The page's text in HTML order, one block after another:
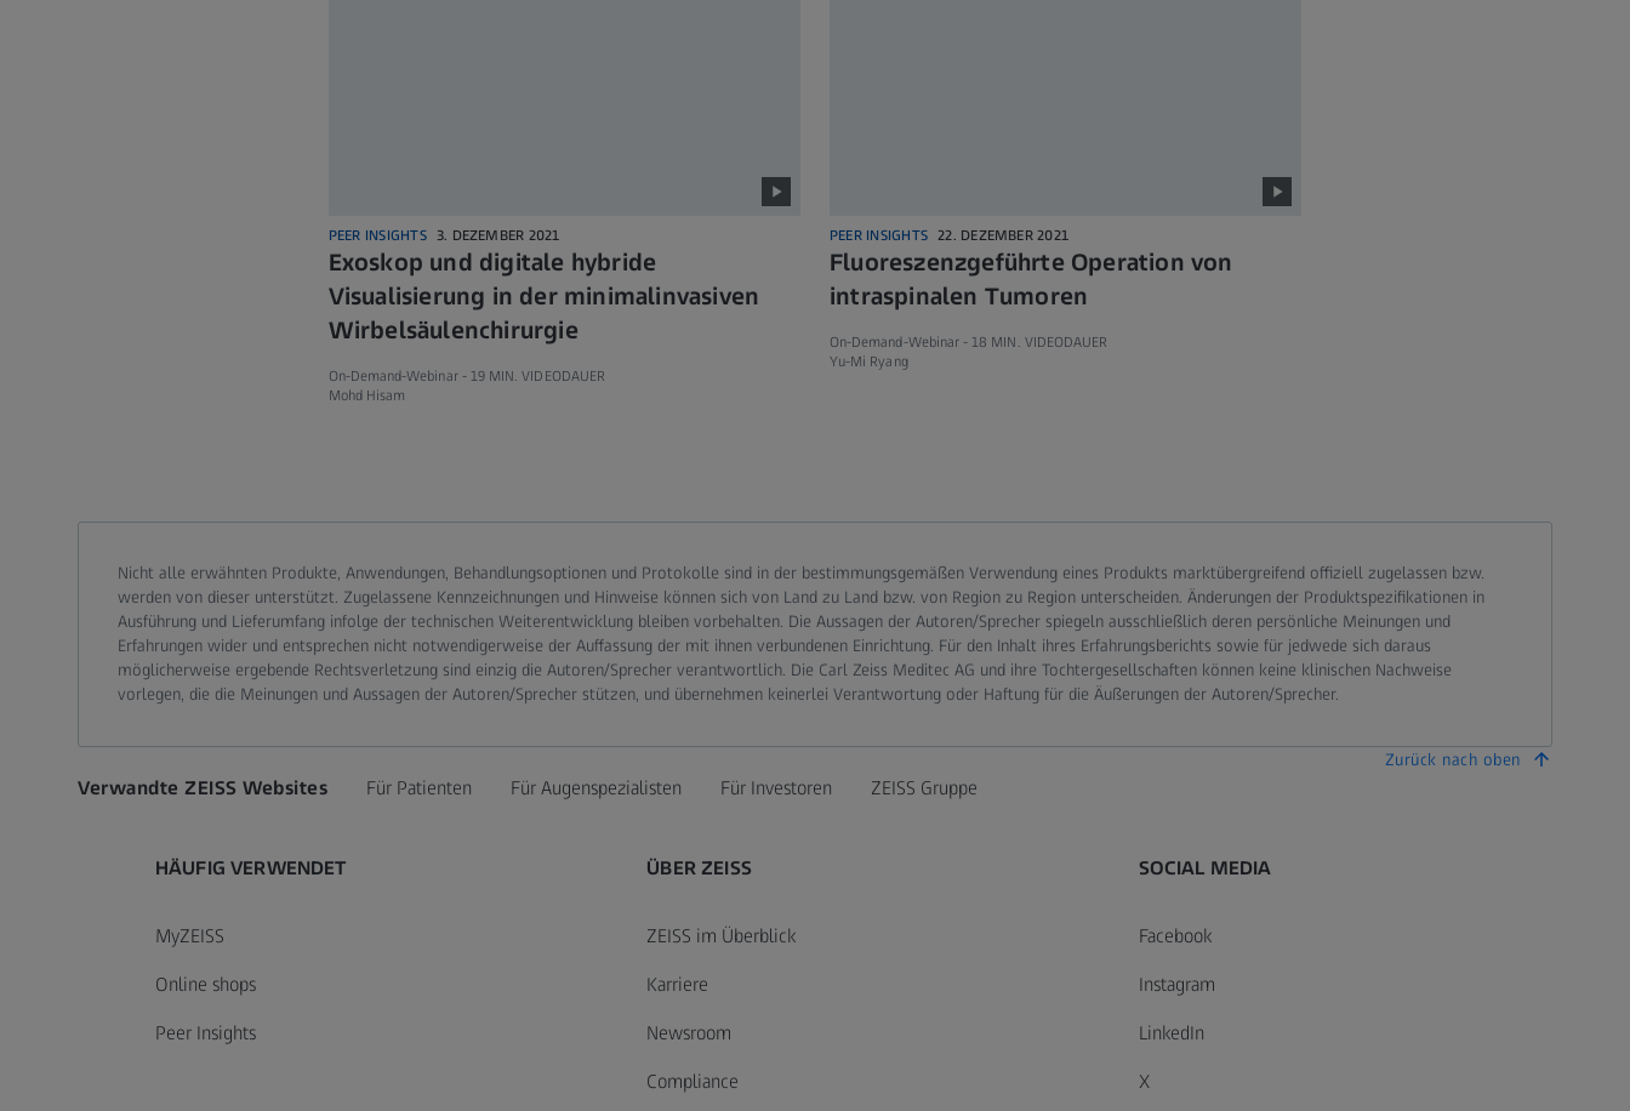
PEER INSIGHTS 3. DEZEMBER 2021
Exoskop und digitale hybride
Visualisierung in der minimalinvasiven
Wirbelsäulenchirurgie
On-Demand-Webinar - 19 MIN. VIDEODAUER
Mohd Hisam
PEER INSIGHTS 22. DEZEMBER 2021
Fluoreszenzgeführte Operation von
intraspinalen Tumoren
On-Demand-Webinar - 18 MIN. VIDEODAUER
Yu-Mi Ryang
Call contact at
Call contact on mobile at
Send contact a mail to
Nicht alle erwähnten Produkte, Anwendungen, Behandlungsoptionen und Protokolle sind in der bestimmungsgemäßen Verwendung eines Produkts marktübergreifend offiziell zugelassen bzw.
werden von dieser unterstützt. Zugelassene Kennzeichnungen und Hinweise können sich von Land zu Land bzw. von Region zu Region unterscheiden. Änderungen der Produktspezifikationen in
Ausführung und Lieferumfang infolge der technischen Weiterentwicklung bleiben vorbehalten. Die Aussagen der Autoren/Sprecher spiegeln ausschließlich deren persönliche Meinungen und
Erfahrungen wider und entsprechen nicht notwendigerweise der Auffassung der mit ihnen verbundenen Einrichtung. Für den Inhalt ihres Erfahrungsberichts sowie für jedwede sich daraus
möglicherweise ergebende Rechtsverletzung sind einzig die Autoren/Sprecher verantwortlich. Die Carl Zeiss Meditec AG und ihre Tochtergesellschaften können keine klinischen Nachweise
vorlegen, die die Meinungen und Aussagen der Autoren/Sprecher stützen, und übernehmen keinerlei Verantwortung oder Haftung für die Äußerungen der Autoren/Sprecher.
Zurück nach oben
Verwandte ZEISS Websites Für Patienten Für Augenspezialisten Für Investoren ZEISS Gruppe
HÄUFIG VERWENDET
MyZEISS
Online shops
Peer Insights
ÜBER ZEISS
ZEISS im Überblick
Karriere
Newsroom
Compliance
SOCIAL MEDIA
Facebook
Instagram
LinkedIn
X